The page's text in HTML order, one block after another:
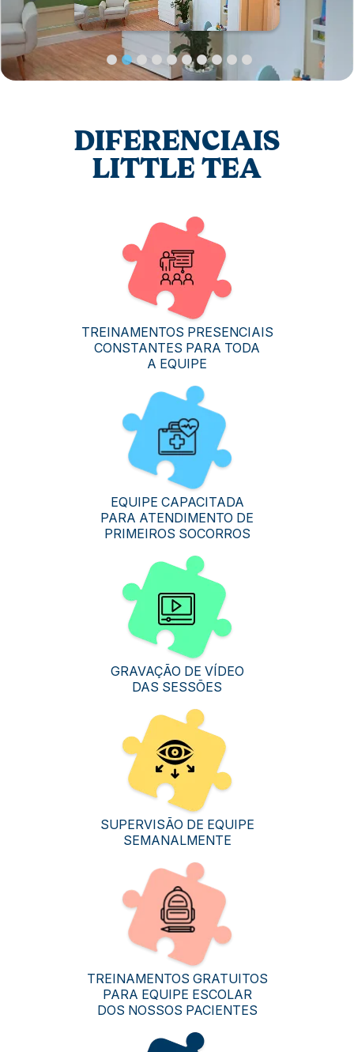
DIFERENCIAIS
LITTLE TEA
TREINAMENTOS PRESENCIAIS
CONSTANTES PARA TODA
A EQUIPE
EQUIPE CAPACITADA
PARA ATENDIMENTO DE
PRIMEIROS SOCORROS
GRAVAÇÃO DE VÍDEO
DAS SESSÕES
SUPERVISÃO DE EQUIPE
SEMANALMENTE
TREINAMENTOS GRATUITOS
PARA EQUIPE ESCOLAR
DOS NOSSOS PACIENTES